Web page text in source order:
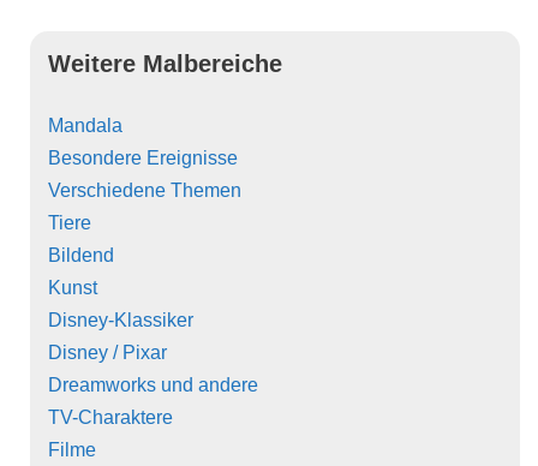
Weitere Malbereiche
Mandala
Besondere Ereignisse
Verschiedene Themen
Tiere
Bildend
Kunst
Disney-Klassiker
Disney / Pixar
Dreamworks und andere
TV-Charaktere
Filme